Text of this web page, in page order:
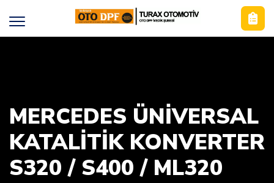
MERCEDES ÜNIVERSAL
KATALITIK KONVERTER
S320 / S400 / ML320